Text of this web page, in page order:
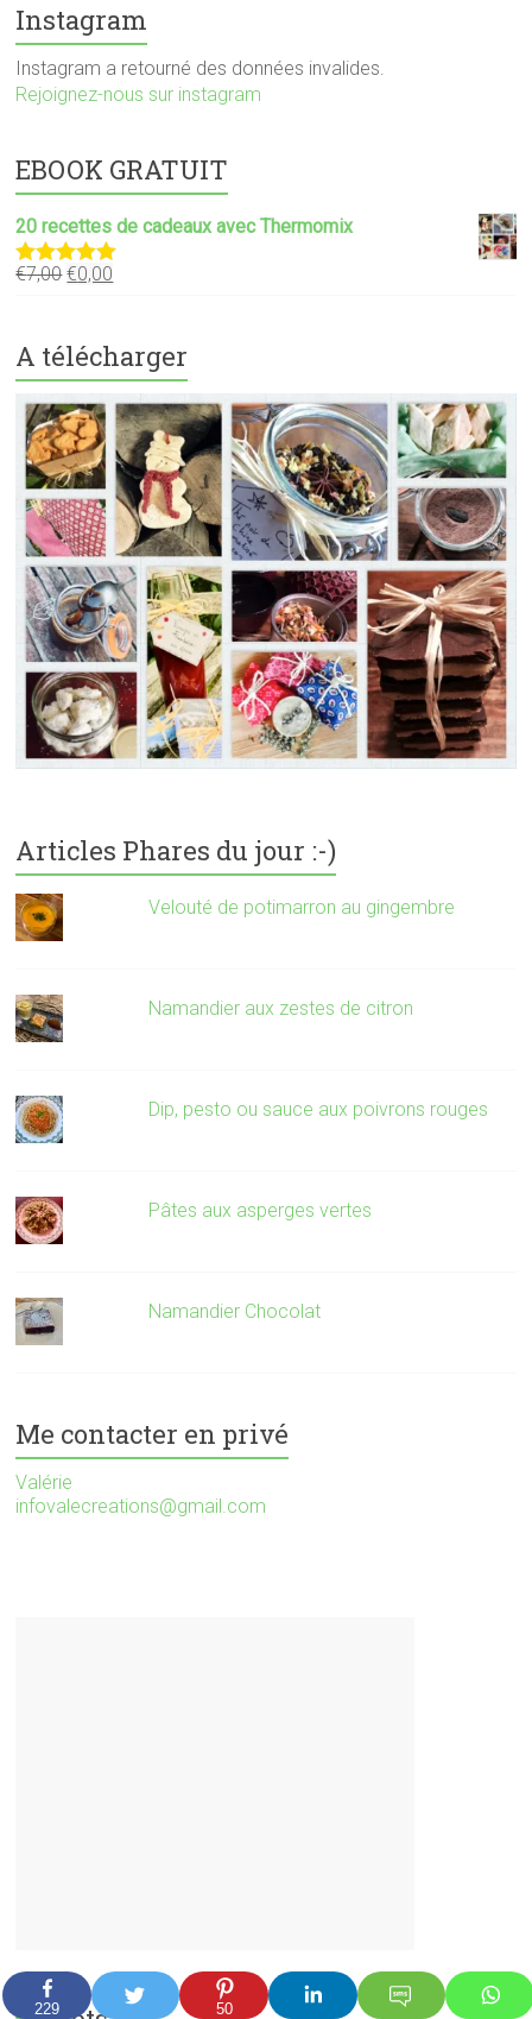
229 50
Instagram
Instagram a retourné des données invalides.
Rejoignez-nous sur instagram
EBOOK GRATUIT
20 recettes de cadeaux avec Thermomix
Note5.00
€7,00 €0,00
A télécharger
Articles Phares du jour :-)
Velouté de potimarron au gingembre
Namandier aux zestes de citron
Dip, pesto ou sauce aux poivrons rouges
Pâtes aux asperges vertes
Namandier Chocolat
Me contacter en privé
Valérie
infovalecreations@gmail.com